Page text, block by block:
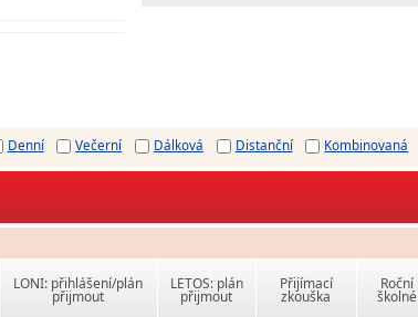
Denní Večerní Dálková Distanční Kombinovaná
LONI: přihlášení/plán
přijmout
LETOS: plán
přijmout
Přijímací
zkouška
Roční
školné